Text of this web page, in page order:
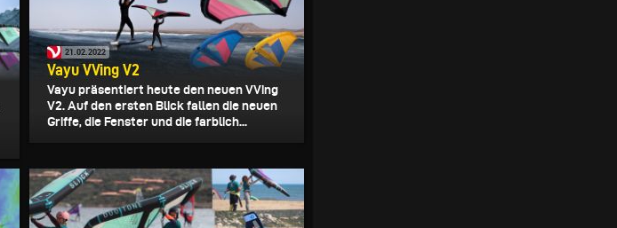
21.02.2022
Vayu VVing V2
Vayu präsentiert heute den neuen VVing
V2. Auf den ersten Blick fallen die neuen
Griffe, die Fenster und die farblich...